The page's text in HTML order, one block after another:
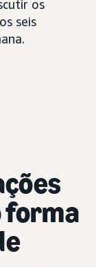
os
seis
forma